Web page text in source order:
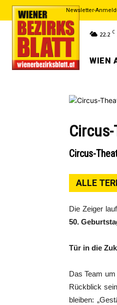
Newsletter-
22.2 C
WIEN
Circus-
ALLE
Die Zeiger
50.
Tür in die
Das Team
Rückblick
bleiben: